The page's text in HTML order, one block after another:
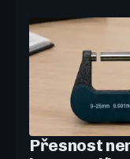
Přesnost